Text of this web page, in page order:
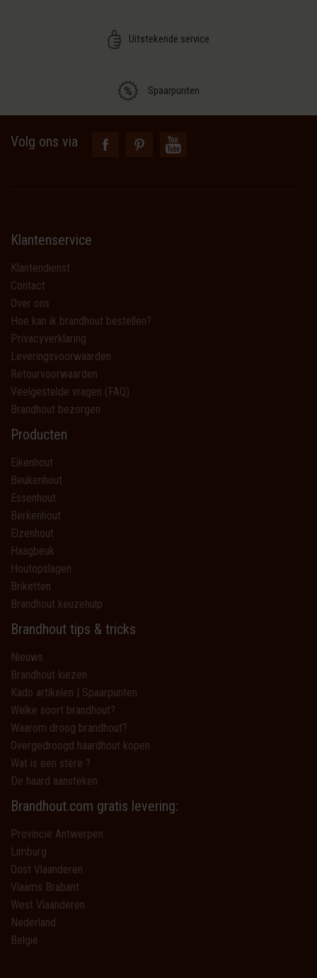
Uitstekende service
Spaarpunten
Volg ons via
Klantenservice
Klantendienst
Contact
Over ons
Hoe kan ik brandhout bestellen?
Privacyverklaring
Leveringsvoorwaarden
Retourvoorwaarden
Veelgestelde vragen (FAQ)
Brandhout bezorgen
Producten
Eikenhout
Beukenhout
Essenhout
Berkenhout
Elzenhout
Haagbeuk
Houtopslagen
Briketten
Brandhout keuzehulp
Brandhout tips & tricks
Nieuws
Brandhout kiezen
Kado artikelen | Spaarpunten
Welke soort brandhout?
Waarom droog brandhout?
Overgedroogd haardhout kopen
Wat is een stère ?
De haard aansteken
Brandhout.com gratis levering:
Provincie Antwerpen
Limburg
Oost Vlaanderen
Vlaams Brabant
West Vlaanderen
Nederland
België